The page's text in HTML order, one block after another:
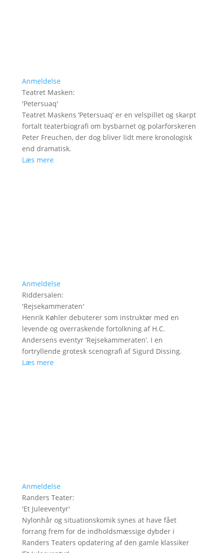
Anmeldelse
Teatret Masken:
'Petersuaq'
Teatret Maskens ’Petersuaq’ er en velspillet og skarpt
fortalt teaterbiografi om bysbarnet og polarforskeren
Peter Freuchen, der dog bliver lidt mere kronologisk
end dramatisk.
Læs mere
Anmeldelse
Riddersalen:
'Rejsekammeraten'
Henrik Køhler debuterer som instruktør med en
levende og overraskende fortolkning af H.C.
Andersens eventyr ’Rejsekammeraten’. I en
fortryllende grotesk scenografi af Sigurd Dissing.
Læs mere
Anmeldelse
Randers Teater:
'Et Juleeventyr'
Nylonhår og situationskomik synes at have fået
forrang frem for de indholdsmæssige dybder i
Randers Teaters opdatering af den gamle klassiker